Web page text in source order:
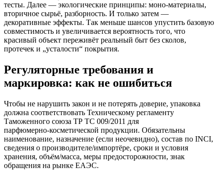
тесты. Далее — экологические принципы: моно‑материалы,
вторичное сырьё, разборность. И только затем —
декоративные эффекты. Так меньше шансов упустить базовую
совместимость и увеличивается вероятность того, что
красивый объект переживёт реальный быт без сколов,
протечек и „усталости“ покрытия.
Регуляторные требования и
маркировка: как не ошибиться
Чтобы не нарушить закон и не потерять доверие, упаковка
должна соответствовать Техническому регламенту
Таможенного союза ТР ТС 009/2011 для
парфюмерно‑косметической продукции. Обязательны
наименование, назначение (если неочевидно), состав по INCI,
сведения о производителе/импортёре, сроки и условия
хранения, объём/масса, меры предосторожности, знак
обращения на рынке ЕАЭС.